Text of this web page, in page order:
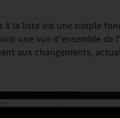
à la liste via une simple
une vue d'ensemble de
aux changements,